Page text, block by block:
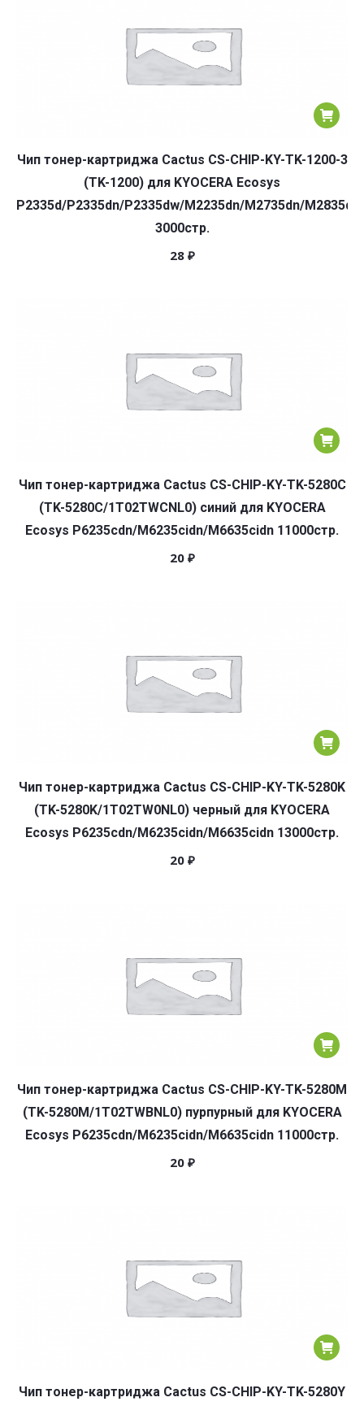
Чип тонер-картриджа Cactus CS-CHIP-KY-TK-1200-3
(TK-1200) для KYOCERA Ecosys
P2335d/P2335dn/P2335dw/M2235dn/M2735dn/M2835dw
3000стр.
28 ₽
Чип тонер-картриджа Cactus CS-CHIP-KY-TK-5280C
(TK-5280C/1T02TWCNL0) синий для KYOCERA
Ecosys P6235cdn/M6235cidn/M6635cidn 11000стр.
20 ₽
Чип тонер-картриджа Cactus CS-CHIP-KY-TK-5280K
(TK-5280K/1T02TW0NL0) черный для KYOCERA
Ecosys P6235cdn/M6235cidn/M6635cidn 13000стр.
20 ₽
Чип тонер-картриджа Cactus CS-CHIP-KY-TK-5280M
(TK-5280M/1T02TWBNL0) пурпурный для KYOCERA
Ecosys P6235cdn/M6235cidn/M6635cidn 11000стр.
20 ₽
Чип тонер-картриджа Cactus CS-CHIP-KY-TK-5280Y